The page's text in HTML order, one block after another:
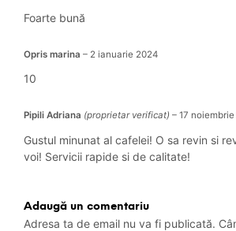
Foarte bună
Opris marina – 2 ianuarie 2024
10
Pipili Adriana (proprietar verificat) – 17
Gustul minunat al cafelei! O sa revin si
voi! Servicii rapide si de calitate!
Adaugă un comentariu
Adresa ta de email nu va fi publicată.